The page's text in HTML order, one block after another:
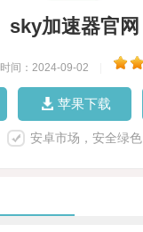
sky加速器官网
时间：2024-09-02
苹果下载
安卓市场，安全绿色